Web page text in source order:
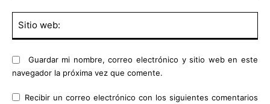
Guardar mi nombre, correo electrónico y sitio web en este
navegador la próxima vez que comente.
Recibir un correo electrónico con los siguientes comentarios